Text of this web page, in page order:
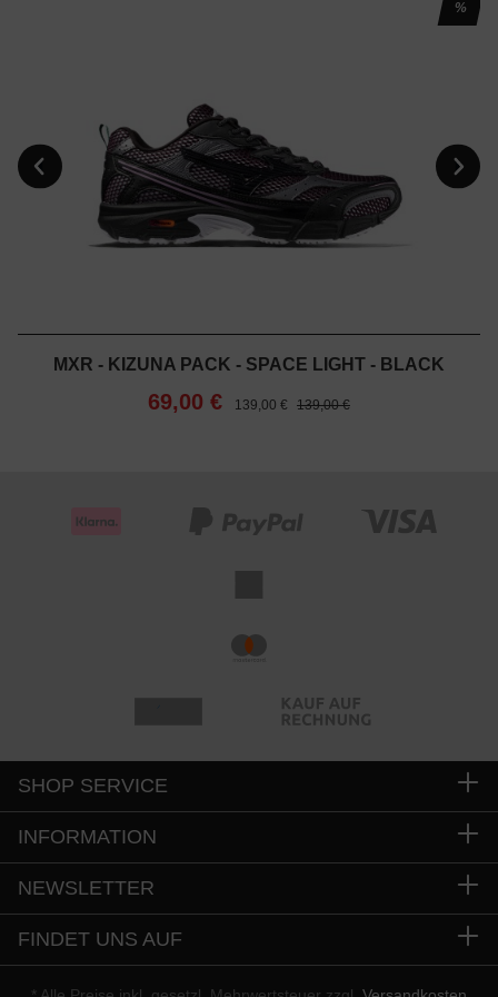
%
MXR - KIZUNA PACK - SPACE LIGHT - BLACK
69,00 € 139,00 € 139,00 €
SHOP SERVICE
INFORMATION
NEWSLETTER
FINDET UNS AUF